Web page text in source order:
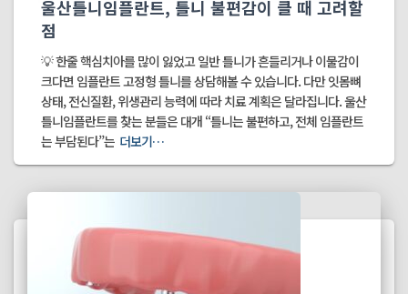
울산틀니임플란트, 틀니 불편감이 클 때 고려할
점
💡 한줄 핵심치아를 많이 잃었고 일반 틀니가 흔들리거나 이물감이
크다면 임플란트 고정형 틀니를 상담해볼 수 있습니다. 다만 잇몸뼈
상태, 전신질환, 위생관리 능력에 따라 치료 계획은 달라집니다. 울산
틀니임플란트를 찾는 분들은 대개 “틀니는 불편하고, 전체 임플란트
는 부담된다”는 더보기…